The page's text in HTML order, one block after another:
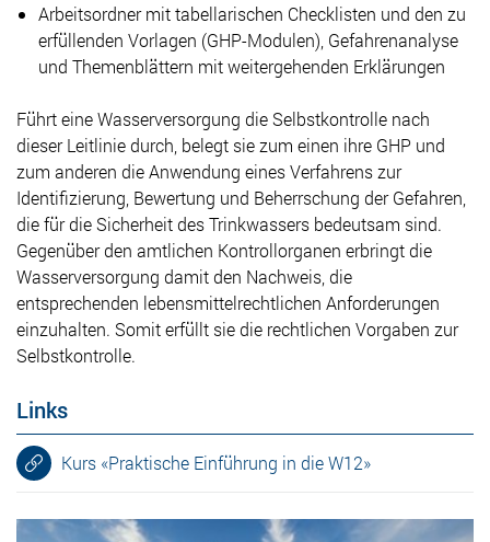
Arbeitsordner mit tabellarischen Checklisten und den zu
erfüllenden Vorlagen (GHP-Modulen), Gefahrenanalyse
und Themenblättern mit weitergehenden Erklärungen
Führt eine Wasserversorgung die Selbstkontrolle nach
dieser Leitlinie durch, belegt sie zum einen ihre GHP und
zum anderen die Anwendung eines Verfahrens zur
Identifizierung, Bewertung und Beherrschung der Gefahren,
die für die Sicherheit des Trinkwassers bedeutsam sind.
Gegenüber den amtlichen Kontrollorganen erbringt die
Wasserversorgung damit den Nachweis, die
entsprechenden lebensmittelrechtlichen Anforderungen
einzuhalten. Somit erfüllt sie die rechtlichen Vorgaben zur
Selbstkontrolle.
Links
Kurs «Praktische Einführung in die W12»